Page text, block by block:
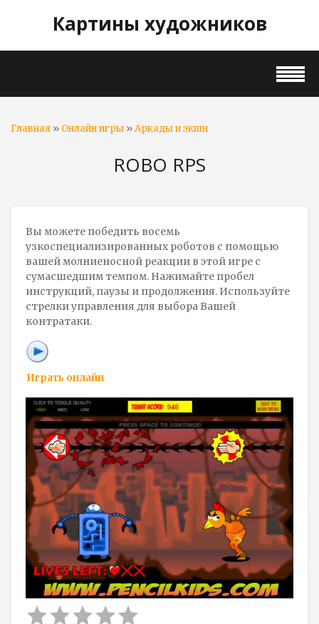
Картины художников
Главная » Онлайн игры »Аркады и экшн
ROBO RPS
Вы можете победить восемь
узкоспециализированных роботов с помощью
вашей молниеносной реакции в этой игре с
сумасшедшим темпом. Нажимайте пробел
инструкций, паузы и продолжения. Используйте
стрелки управления для выбора Вашей
контратаки.
Играть онлайн